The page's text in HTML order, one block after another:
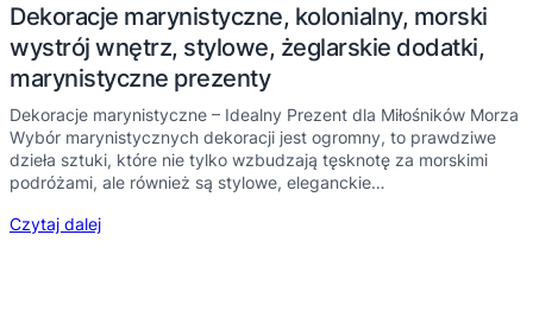
Dekoracje marynistyczne, kolonialny, morski
wystrój wnętrz, stylowe, żeglarskie dodatki,
marynistyczne prezenty
Dekoracje marynistyczne – Idealny Prezent dla Miłośników Morza
Wybór marynistycznych dekoracji jest ogromny, to prawdziwe
dzieła sztuki, które nie tylko wzbudzają tęsknotę za morskimi
podróżami, ale również są stylowe, eleganckie…
Czytaj dalej